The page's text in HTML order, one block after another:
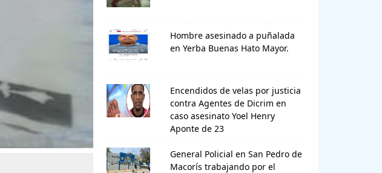
Hombre asesinado a puñalada
en Yerba Buenas Hato Mayor.
Encendidos de velas por justicia
contra Agentes de Dicrim en
caso asesinato Yoel Henry
Aponte de 23
General Policial en San Pedro de
Macorís trabajando por el